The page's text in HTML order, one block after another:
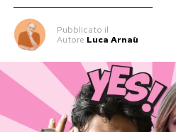
Pubblicato il
Autore Luca Arnaù